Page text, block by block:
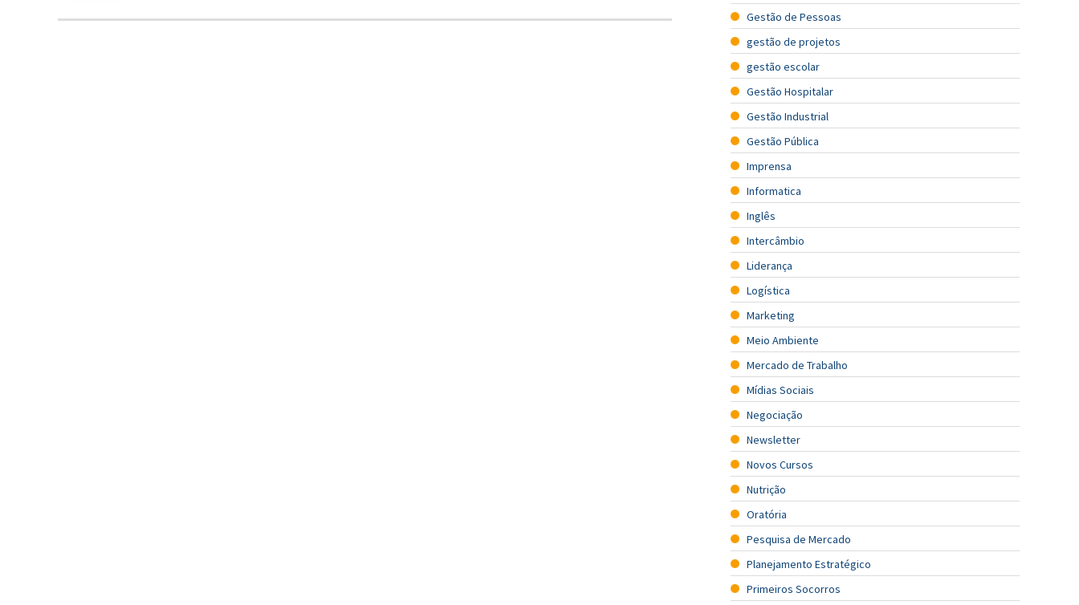
Gestão de Pessoas
gestão de projetos
gestão escolar
Gestão Hospitalar
Gestão Industrial
Gestão Pública
Imprensa
Informatica
Inglês
Intercâmbio
Liderança
Logística
Marketing
Meio Ambiente
Mercado de Trabalho
Mídias Sociais
Negociação
Newsletter
Novos Cursos
Nutrição
Oratória
Pesquisa de Mercado
Planejamento Estratégico
Primeiros Socorros